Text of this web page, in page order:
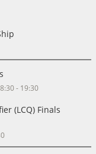
- 19:30
(LCQ) Finals